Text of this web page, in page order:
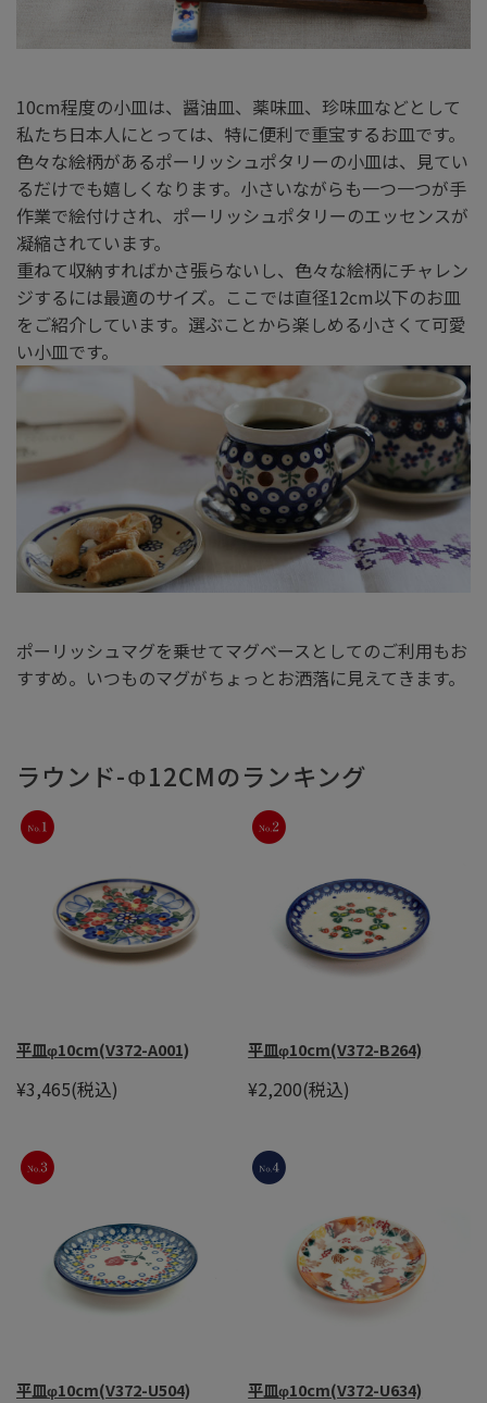
10cm程度の小皿は、醤油皿、薬味皿、珍味皿などとして
私たち日本人にとっては、特に便利で重宝するお皿です。
色々な絵柄があるポーリッシュポタリーの小皿は、見てい
るだけでも嬉しくなります。小さいながらも一つ一つが手
作業で絵付けされ、ポーリッシュポタリーのエッセンスが
凝縮されています。
重ねて収納すればかさ張らないし、色々な絵柄にチャレン
ジするには最適のサイズ。ここでは直径12cm以下のお皿
をご紹介しています。選ぶことから楽しめる小さくて可愛
い小皿です。
ポーリッシュマグを乗せてマグベースとしてのご利用もお
すすめ。いつものマグがちょっとお洒落に見えてきます。
ラウンド-Φ12CMのランキング
平皿φ10cm(V372-A001)
¥3,465(税込)
平皿φ10cm(V372-B264)
¥2,200(税込)
平皿φ10cm(V372-U504) 平皿φ10cm(V372-U634)